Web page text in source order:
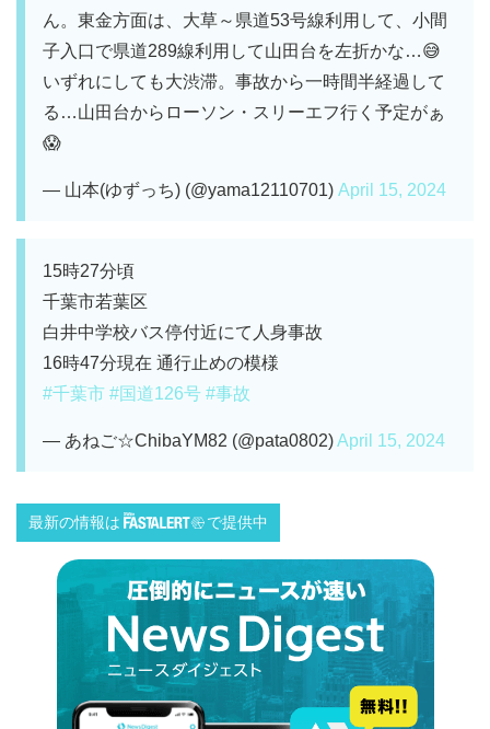
ん。東金方面は、大草～県道53号線利用して、小間
子入口で県道289線利用して山田台を左折かな…😅
いずれにしても大渋滞。事故から一時間半経過して
る…山田台からローソン・スリーエフ行く予定がぁ
😱
— 山本(ゆずっち) (@yama12110701) April 15, 2024
15時27分頃
千葉市若葉区
白井中学校バス停付近にて人身事故
16時47分現在 通行止めの模様
#千葉市 #国道126号 #事故
— あねご☆ChibaYM82 (@pata0802)April 15, 2024
最新の情報は で提供中